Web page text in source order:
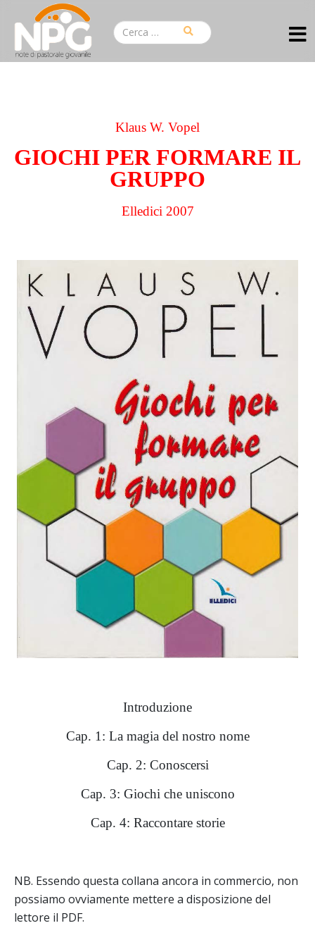
Klaus W. Vopel
GIOCHI PER FORMARE IL
GRUPPO
Elledici 2007
Introduzione
Cap. 1: La magia del nostro nome
Cap. 2: Conoscersi
Cap. 3: Giochi che uniscono
Cap. 4: Raccontare storie
NB. Essendo questa collana ancora in commercio, non
possiamo ovviamente mettere a disposizione del
lettore il PDF.